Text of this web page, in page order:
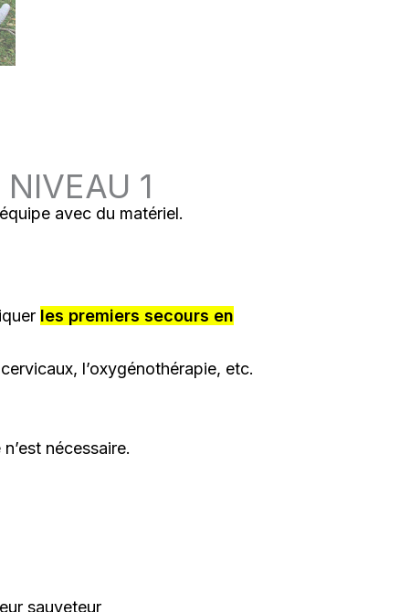
1
avec du matériel.
les premiers secours en
l’oxygénothérapie, etc.
nécessaire.
sauveteur